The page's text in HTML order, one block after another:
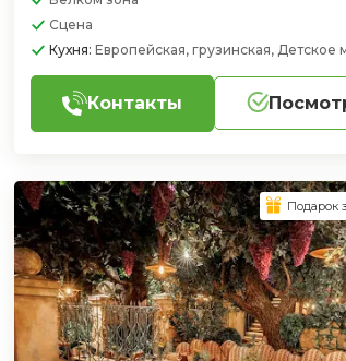
Сцена
Кухня: Европейская, грузинская, Детское
Контакты
Подарок